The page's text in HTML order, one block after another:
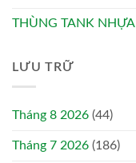
THÙNG TANK NHỰA
LƯU TRỮ
Tháng 8 2026 (44)
Tháng 7 2026 (186)